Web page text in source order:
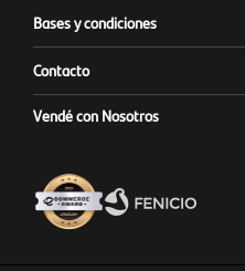
Bases y condiciones
Contacto
Vendé con Nosotros